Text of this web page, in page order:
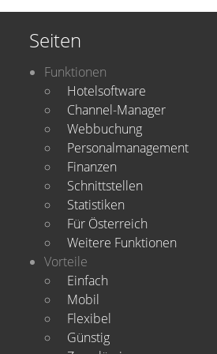
Seiten
Funktionen
Hotelsoftware
Channel-Manager
Webbuchung
Personalmanagement
Finanzen
Schnittstellen
Statistiken
Für Österreich
Weitere Funktionen
Vorteile
Einfach
Mobil
Flexibel
Günstig